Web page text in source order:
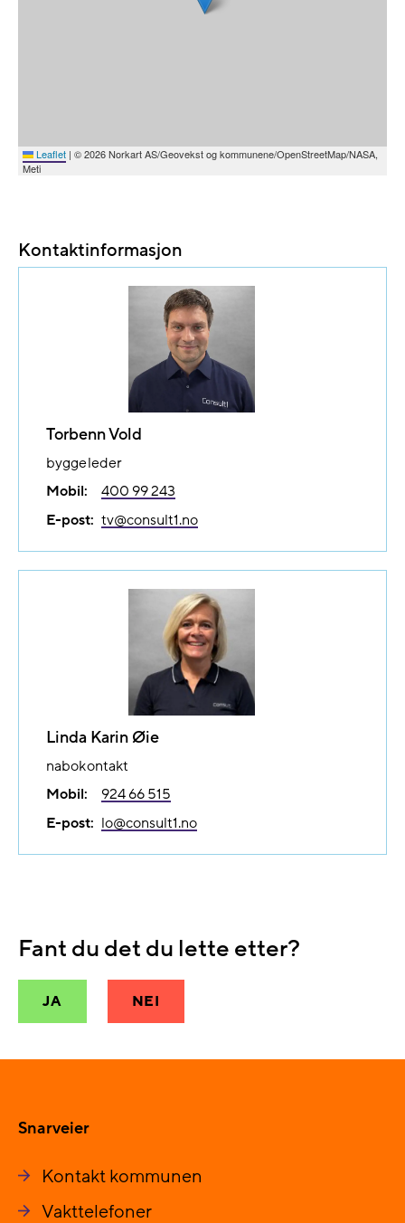
Leaflet | © 2026 Norkart AS/Geovekst og kommunene/OpenStreetMap/NASA,
Meti
Kontaktinformasjon
Torbenn Vold
byggeleder
Mobil:
400 99 243
E-post: tv@​consult1.no
Linda Karin Øie
nabokontakt
Mobil:
924 66 515
E-post: lo@​consult1.no
Fant du det du lette etter?
JA NEI
Snarveier
Kontakt kommunen
Vakttelefoner